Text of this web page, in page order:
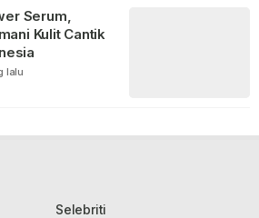
Serum,
Kulit Cantik
lalu
Selebriti